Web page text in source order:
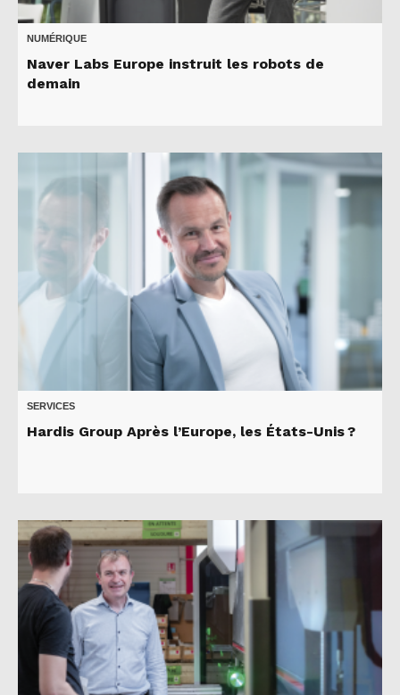
NUMÉRIQUE
Naver Labs Europe instruit les robots de
demain
SERVICES
Hardis Group Après l’Europe, les États-Unis ?